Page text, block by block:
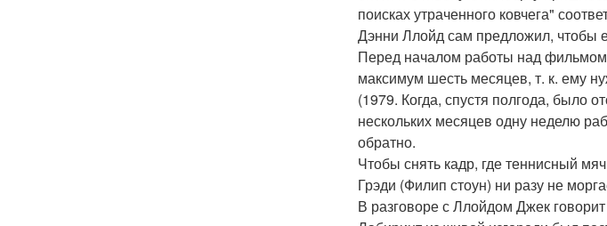
поисках утраченного ковчега"
Дэнни Ллойд сам предложил, чтобы
Перед началом работы над фильмом
максимум шесть месяцев, т. к. ему
(1979. Когда, спустя полгода, было
нескольких месяцев одну неделю
обратно.
Чтобы снять кадр, где теннисный
Грэди (Филип стоун) ни разу не
В разговоре с Ллойдом Джек